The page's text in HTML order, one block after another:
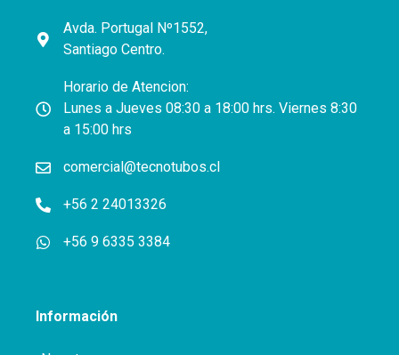
Avda. Portugal Nº1552,
Santiago Centro.
Horario de Atencion:
Lunes a Jueves 08:30 a 18:00 hrs. Viernes 8:30
a 15:00 hrs
comercial@tecnotubos.cl
+56 2 24013326
+56 9 6335 3384
Información